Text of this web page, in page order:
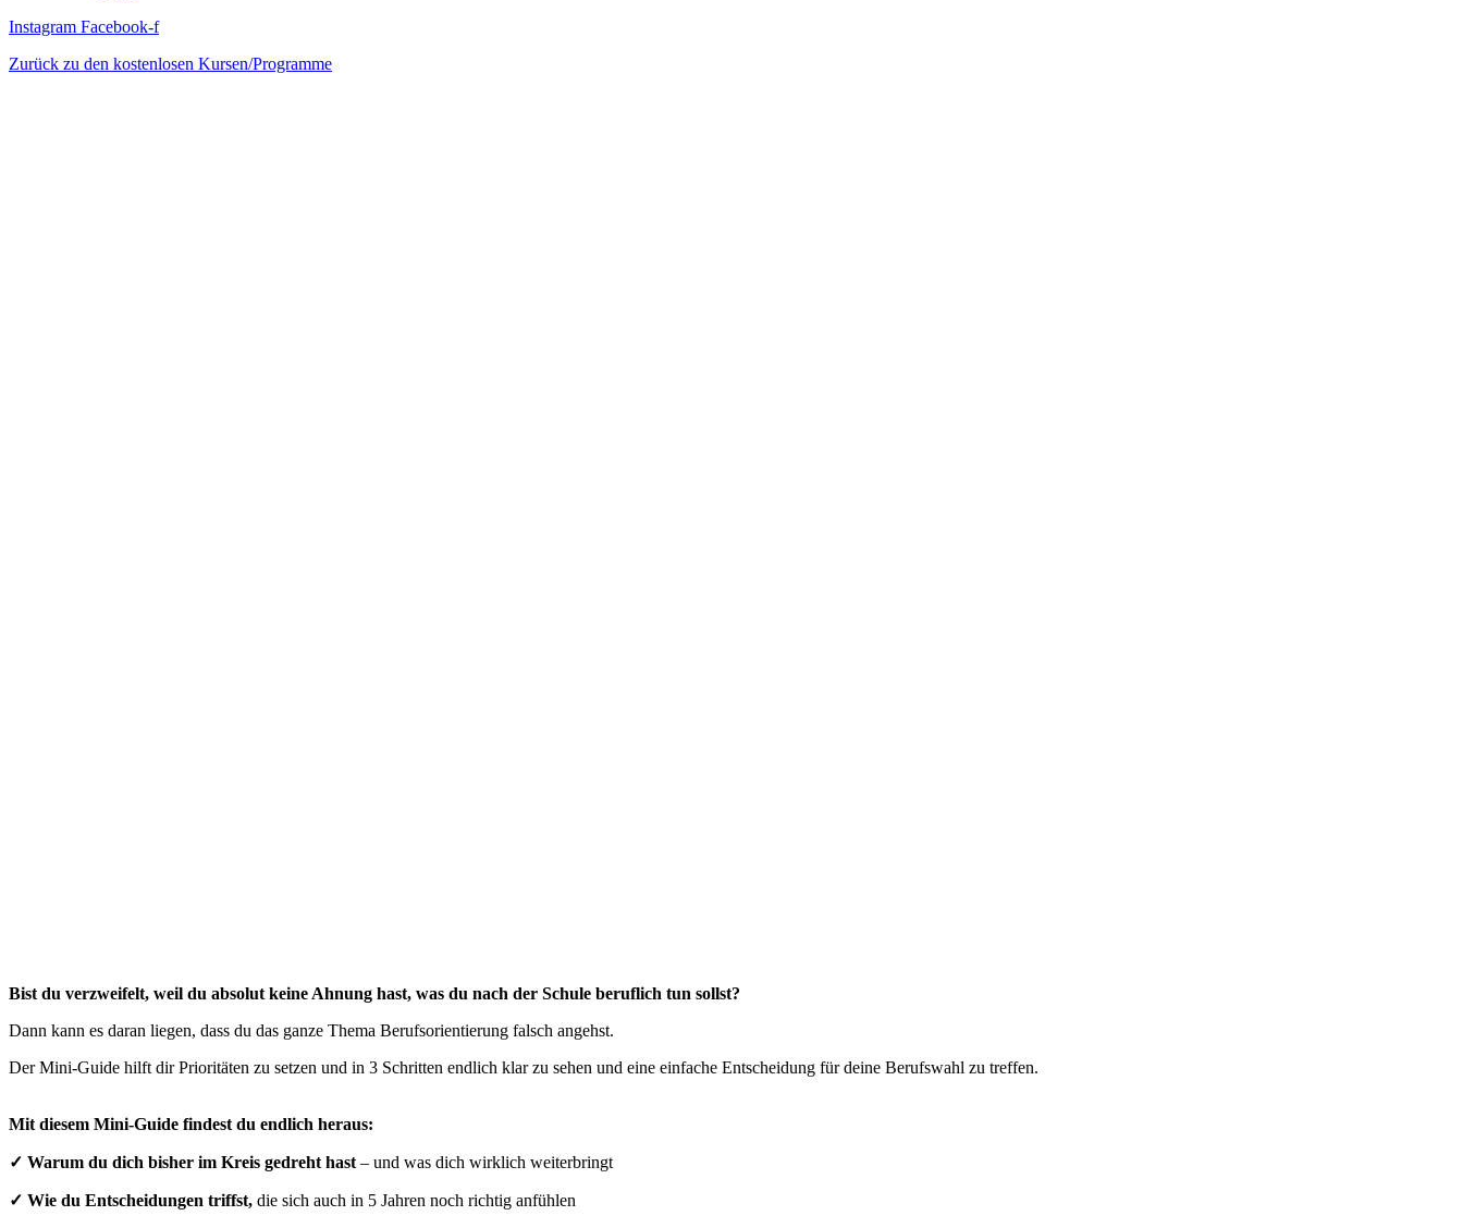
Instagram Facebook-f
Zurück zu den kostenlosen Kursen/Programme
Bist du verzweifelt, weil du absolut keine Ahnung hast, was du nach der Schule beruflich tun sollst?
Dann kann es daran liegen, dass du das ganze Thema Berufsorientierung falsch angehst.
Der Mini-Guide hilft dir Prioritäten zu setzen und in 3 Schritten endlich klar zu sehen und eine einfache Entscheidung für deine Berufswahl zu treffen.
Mit diesem Mini-Guide findest du endlich heraus:
✓ Warum du dich bisher im Kreis gedreht hast – und was dich wirklich weiterbringt
✓ Wie du Entscheidungen triffst, die sich auch in 5 Jahren noch richtig anfühlen